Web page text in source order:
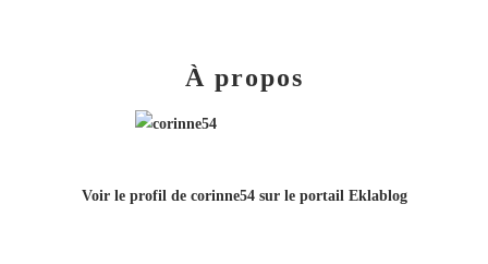
À propos
Voir le profil de corinne54sur le portail Eklablog